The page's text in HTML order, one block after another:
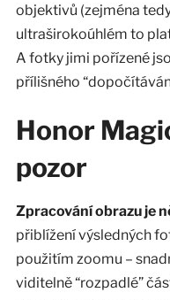
objektivů (zejména
ultraširokoúhlém to
A fotky jimi pořízené
přílišného
Honor
pozor
Zpracování obrazu je
přiblížení výsledných
použitím zoomu –
viditelně “rozpadlé”